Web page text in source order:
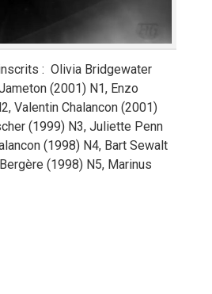
: Olivia Bridgewater
(2001) N1, Enzo
Valentin Chalancon (2001)
(1999) N3, Juliette Penn
(1998) N4, Bart Sewalt
(1998) N5, Marinus